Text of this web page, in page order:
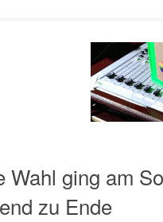
Wahl ging am
zu Ende